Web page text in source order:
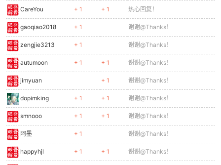
cn
CareYou + 1 + 1 热心回复！
gaoqiao2018 + 1 谢谢@Thanks！
zengjie3213 + 1 谢谢@Thanks！
autumoon + 1 + 1 谢谢@Thanks！
jimyuan + 1 谢谢@Thanks！
dopimking + 1 + 1 谢谢@Thanks！
smnooo + 1 + 1 谢谢@Thanks！
阿墨 + 1 谢谢@Thanks！
happyhjl + 1 + 1 谢谢@Thanks！